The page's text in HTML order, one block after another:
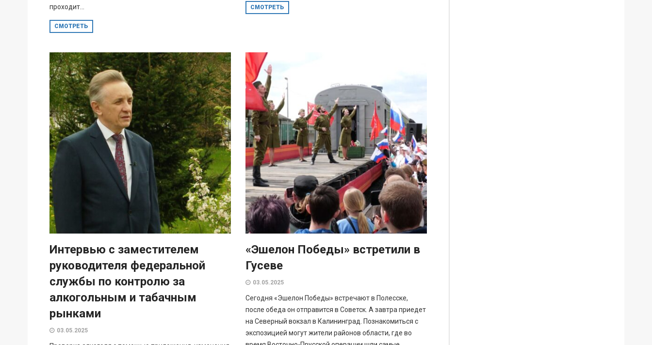
проходит...
СМОТРЕТЬ
СМОТРЕТЬ
Интервью с заместителем
руководителя федеральной
службы по контролю за
алкогольным и табачным
рынками
03.05.2025
«Эшелон Победы» встретили в
Гусеве
03.05.2025
Сегодня «Эшелон Победы» встречают в Полесске,
после обеда он отправится в Советск. А завтра приедет
на Северный вокзал в Калининград. Познакомиться с
экспозицией могут жители районов области, где во